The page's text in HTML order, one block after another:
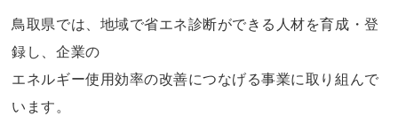
鳥取県では、地域で省エネ診断ができる人材を育成・登
録し、企業の
エネルギー使用効率の改善につなげる事業に取り組んで
います。